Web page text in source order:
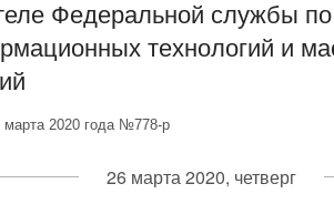
Федеральной службы
технологий и
марта 2020 года №778-р
26 марта 2020, четверг